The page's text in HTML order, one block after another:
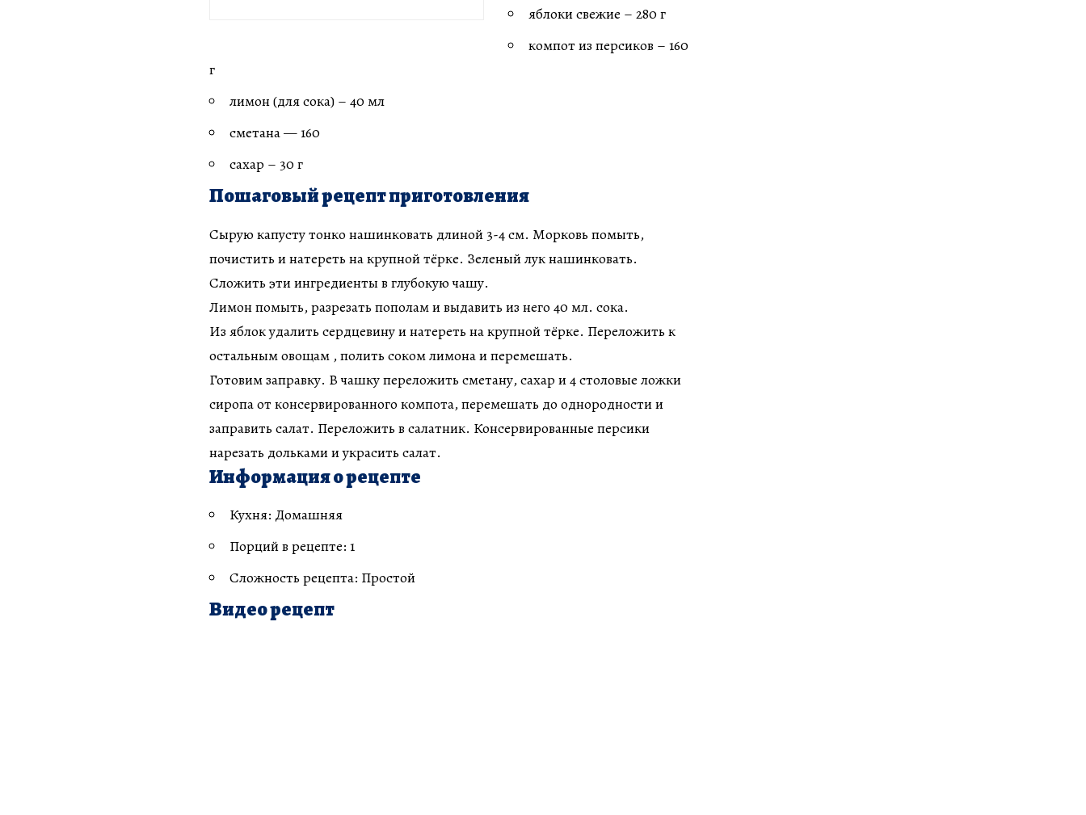
яблоки свежие – 280 г
компот из персиков – 160
г
лимон (для сока) – 40 мл
сметана — 160
сахар – 30 г
Пошаговый рецепт приготовления
Сырую капусту тонко нашинковать длиной 3-4 см. Морковь помыть,
почистить и натереть на крупной тёрке. Зеленый лук нашинковать.
Сложить эти ингредиенты в глубокую чашу.
Лимон помыть, разрезать пополам и выдавить из него 40 мл. сока.
Из яблок удалить сердцевину и натереть на крупной тёрке. Переложить к
остальным овощам , полить соком лимона и перемешать.
Готовим заправку. В чашку переложить сметану, сахар и 4 столовые ложки
сиропа от консервированного компота, перемешать до однородности и
заправить салат. Переложить в салатник. Консервированные персики
нарезать дольками и украсить салат.
Информация о рецепте
Кухня: Домашняя
Порций в рецепте: 1
Сложность рецепта: Простой
Видео рецепт